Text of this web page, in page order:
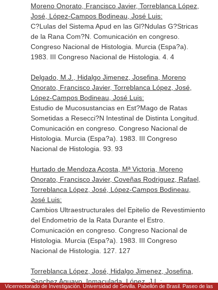
Moreno Onorato, Francisco Javier, Torreblanca López,
José, López-Campos Bodineau, José Luis:
C?Lulas del Sistema Apud en las Gl?Ndulas G?Stricas
de la Rana Com?N. Comunicación en congreso.
Congreso Nacional de Histologia. Murcia (Espa?a).
1983. III Congreso Nacional de Histologia. 4. 4
Delgado, M.J., Hidalgo Jimenez, Josefina, Moreno
Onorato, Francisco Javier, Torreblanca López, José,
López-Campos Bodineau, José Luis:
Estudio de Mucosustancias en Est?Mago de Ratas
Sometidas a Resecci?N Intestinal de Distinta Longitud.
Comunicación en congreso. Congreso Nacional de
Histologia. Murcia (Espa?a). 1983. III Congreso
Nacional de Histologia. 93. 93
Hurtado de Mendoza Acosta, Mª Victoria, Moreno
Onorato, Francisco Javier, Coveñas Rodriguez, Rafael,
Torreblanca López, José, López-Campos Bodineau,
José Luis:
Cambios Ultraestructurales del Epitelio de Revestimiento
del Endometrio de la Rata Durante el Estro.
Comunicación en congreso. Congreso Nacional de
Histologia. Murcia (Espa?a). 1983. III Congreso
Nacional de Histologia. 127. 127
Torreblanca López, José, Hidalgo Jimenez, Josefina,
Sanchez Aguayo, Inmaculada, López, J.L.:
Vicerrectorado de Investigación. Universidad de Sevilla. Pabellón de Brasil. Paseo de las